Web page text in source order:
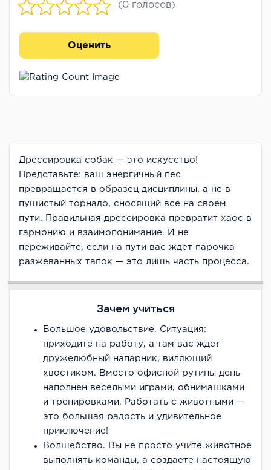
(0 голосов)
Оценить
Дрессировка собак — это искусство!
Представьте: ваш энергичный пес
превращается в образец дисциплины, а не в
пушистый торнадо, сносящий все на своем
пути. Правильная дрессировка превратит хаос в
гармонию и взаимопонимание. И не
переживайте, если на пути вас ждет парочка
разжеванных тапок — это лишь часть процесса.
Зачем учиться
Большое удовольствие. Ситуация:
приходите на работу, а там вас ждет
дружелюбный напарник, виляющий
хвостиком. Вместо офисной рутины день
наполнен веселыми играми, обнимашками
и тренировками. Работать с животными —
это большая радость и удивительное
приключение!
Волшебство. Вы не просто учите животное
выполнять команды, а создаете настоящую